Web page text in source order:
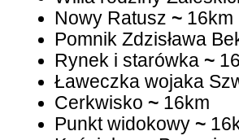
Nowy Ratusz ~16km
Pomnik Zdzisława
Rynek i starówka ~
Ławeczka wojaka
Cerkwisko ~16km
Punkt widokowy ~